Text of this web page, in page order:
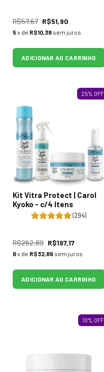
R$57,67 R$51,90
5x de R$10,38 sem juros
ADICIONAR AO CARRINHO
25% OFF
Kit Vitra Protect | Carol
Kyoko - c/4 Itens
(294)
R$262,89 R$197,17
6x de R$32,86 sem juros
ADICIONAR AO CARRINHO
10% OFF